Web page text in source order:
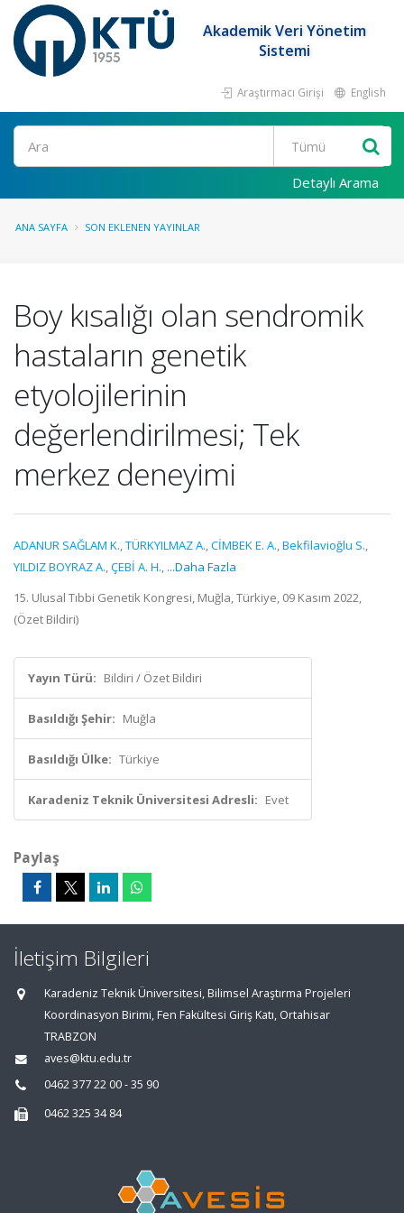
Akademik Veri Yönetim
Sistemi
Araştırmacı Girişi English
Ara
Detaylı Arama
ANA SAYFA SON EKLENEN YAYINLAR
Boy kısalığı olan sendromik
hastaların genetik
etyolojilerinin
değerlendirilmesi; Tek
merkez deneyimi
ADANUR SAĞLAM K.,TÜRKYILMAZ A.,CİMBEK E. A.,Bekfilavioğlu S.,
YILDIZ BOYRAZ A.,ÇEBİ A. H., ...Daha Fazla
15. Ulusal Tıbbi Genetik Kongresi, Muğla, Türkiye, 09 Kasım 2022,
(Özet Bildiri)
Yayın Türü: Bildiri / Özet Bildiri
Basıldığı Şehir: Muğla
Basıldığı Ülke: Türkiye
Karadeniz Teknik Üniversitesi Adresli: Evet
Paylaş
İletişim Bilgileri
Karadeniz Teknik Üniversitesi, Bilimsel Araştırma Projeleri
Koordinasyon Birimi, Fen Fakültesi Giriş Katı, Ortahisar
TRABZON
aves@ktu.edu.tr
0462 377 22 00 - 35 90
0462 325 34 84